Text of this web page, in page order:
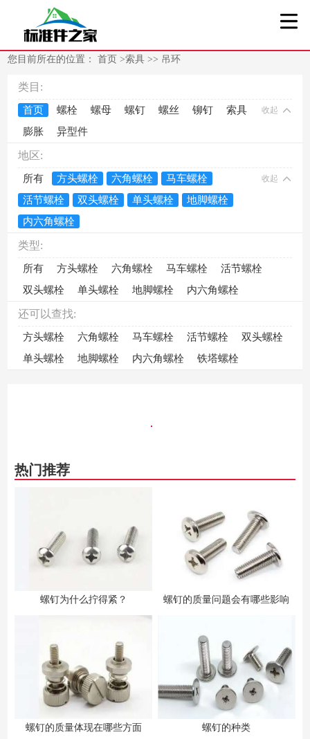
您目前所在的位置：首页>索具 >> 吊环
类目:
首页 螺栓 螺母 螺钉 螺丝 铆钉
索具
膨胀
异型件
收起
地区:
所有 方头螺栓 六角螺栓
马车螺栓
活节螺栓
双头螺栓 单头螺栓
地脚螺栓
内六角螺栓
收起
类型:
所有 方头螺栓 六角螺栓 马车螺栓
活节螺栓
双头螺栓
单头螺栓 地脚螺栓 内六角螺栓
还可以查找:
方头螺栓 六角螺栓 马车螺栓 活节螺栓
双头螺栓
单头螺栓
地脚螺栓 内六角螺栓 铁塔螺栓
热门推荐
螺钉为什么拧得紧？ 螺钉的质量问题会有哪些影响
螺钉的质量体现在哪些方面 螺钉的种类